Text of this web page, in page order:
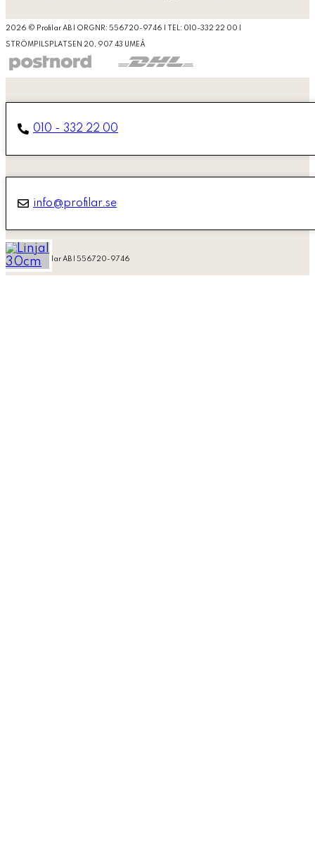
2026 © Profilar AB | ORGNR: 556720-9746 | TEL: 010-332 22 00 |
STRÖMPILSPLATSEN 20, 907 43 UMEÅ
010 - 332 22 00
info@profilar.se
2026 © Profilar AB | 556720-9746